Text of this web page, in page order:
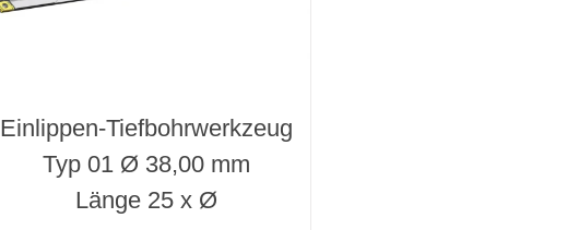
Einlippen-Tiefbohrwerkzeug
Typ 01 Ø 38,00 mm
Länge 25 x Ø